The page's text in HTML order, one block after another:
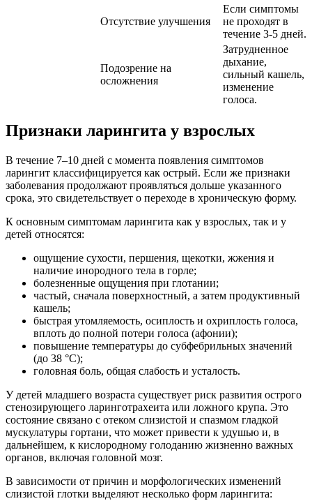
Отсутствие улучшения
Если симптомы
не проходят в
течение 3-5 дней.
Подозрение на
осложнения
Затрудненное
дыхание,
сильный кашель,
изменение
голоса.
Признаки ларингита у взрослых
В течение 7–10 дней с момента появления симптомов
ларингит классифицируется как острый. Если же признаки
заболевания продолжают проявляться дольше указанного
срока, это свидетельствует о переходе в хроническую форму.
К основным симптомам ларингита как у взрослых, так и у
детей относятся:
ощущение сухости, першения, щекотки, жжения и
наличие инородного тела в горле;
болезненные ощущения при глотании;
частый, сначала поверхностный, а затем продуктивный
кашель;
быстрая утомляемость, осиплость и охриплость голоса,
вплоть до полной потери голоса (афонии);
повышение температуры до субфебрильных значений
(до 38 °С);
головная боль, общая слабость и усталость.
У детей младшего возраста существует риск развития острого
стенозирующего ларинготрахеита или ложного крупа. Это
состояние связано с отеком слизистой и спазмом гладкой
мускулатуры гортани, что может привести к удушью и, в
дальнейшем, к кислородному голоданию жизненно важных
органов, включая головной мозг.
В зависимости от причин и морфологических изменений
слизистой глотки выделяют несколько форм ларингита: